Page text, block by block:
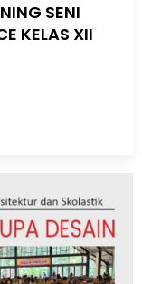
SENI
KELAS XII